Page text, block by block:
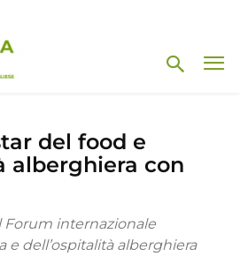
del food e
alberghiera con
Forum internazionale
e dell’ospitalità alberghiera